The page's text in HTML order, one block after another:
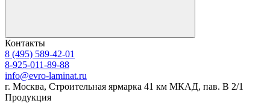
Контакты
8 (495) 589-42-01
8-925-011-89-88
info@evro-laminat.ru
г. Москва, Строительная ярмарка 41 км МКАД, пав. В 2/1
Продукция